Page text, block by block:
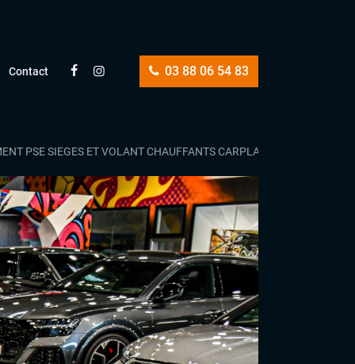
03 88 06 54 83
Contact
PSE SIEGES ET VOLANT CHAUFFANTS CARPLAY JANTES 20P